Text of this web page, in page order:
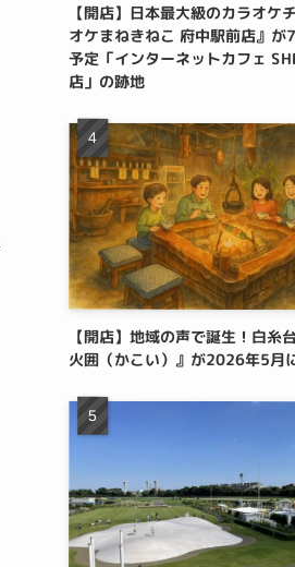
【開店】日本最大級のカラオケ
オケまねきねこ 府中駅前店』が
予定「インターネットカフェ
店」の跡地
【開店】地域の声で誕生！白糸
火囲（かこい）』が2026年5月